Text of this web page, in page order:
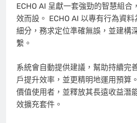
ECHO AI 呈獻一套強勁的智慧組合
效而設。 ECHO AI 以專有行為資
細分，務求定位準確無誤，並建構
繫。
系統會自動提供建議，幫助持續完
戶提升效率，並更精明地運用預算
價值使用者，並釋放其長遠收益潛
效擴充套件。